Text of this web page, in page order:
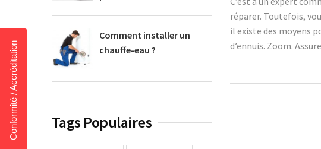
Comment installer un
chauffe-eau ?
Tags Populaires
réparer. Toutefois,
il existe des moyens
d’ennuis. Zoom.
Conformité / Accréditation